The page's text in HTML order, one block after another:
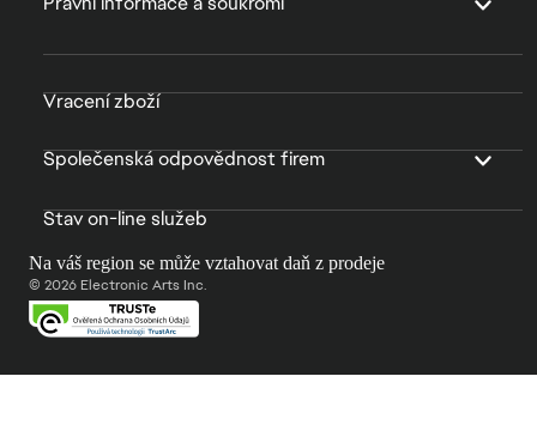
Vracení zboží
Společenská odpovědnost firem
Stav on-line služeb
Na váš region se může vztahovat daň z prodeje
© 2026 Electronic Arts Inc.